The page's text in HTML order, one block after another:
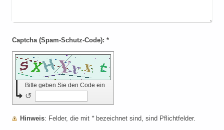
Captcha (Spam-Schutz-Code): *
Bitte geben Sie den Code ein
↺
Hinweis : Felder, die mit *bezeichnet sind, sind Pflichtfelder.